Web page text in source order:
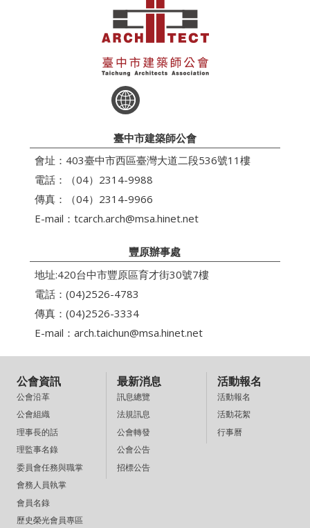
臺中市建築師公會
會址：403臺中市西區臺灣大道二段536號11樓
電話：（04）2314-9988
傳真：（04）2314-9966
E-mail： tcarch.arch@msa.hinet.net
豐原辦事處
地址:420台中市豐原區育才街30號7樓
電話：(04)2526-4783
傳真：(04)2526-3334
E-mail： arch.taichun@msa.hinet.net
公會資訊
公會沿革
公會組織
理事長的話
理監事名錄
委員會任務與職掌
會務人員執掌
會員名錄
歷史榮光會員專區
最新消息
訊息總覽
法規訊息
公會轉發
公會公告
招標公告
活動報名
活動報名
活動花絮
行事曆